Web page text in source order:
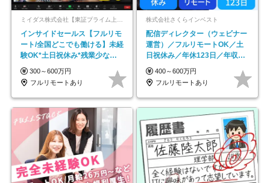
ミイダス株式会社【東証プライム上場パーソルグループ】
インサイドセールス【フルリモ
ート/全国どこでも働ける】未経
験OK*土日祝休み*残業少なめ*
在宅勤務手当あり
300～600万円
フルリモートあり
株式会社さくらインベスト
配信ディレクター（ウェビナー
運営）／フルリモートOK／土
日祝休み／年休123日／年収
600万円可
400～600万円
フルリモートあり